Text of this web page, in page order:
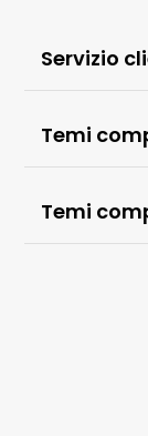
Servizio
Temi
Temi